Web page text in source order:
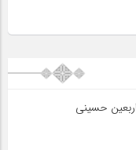
حسینی